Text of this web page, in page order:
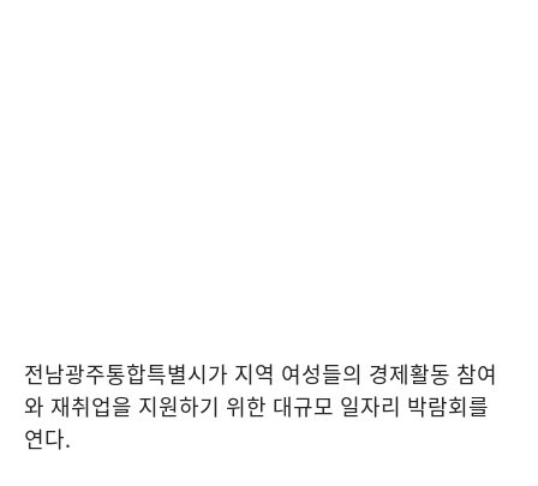
전남광주통합특별시가 지역 여성들의 경제활동 참여
와 재취업을 지원하기 위한 대규모 일자리 박람회를
연다.